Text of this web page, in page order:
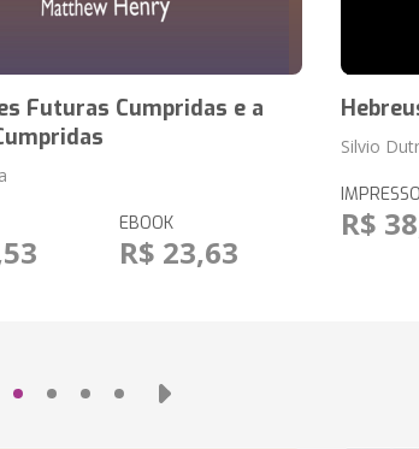
Futuras Cumpridas e a
EBOOK
R$ 23,63
Silvio
IMPRESSO
R$